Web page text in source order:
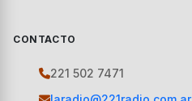
CONTACTO
221 502 7471